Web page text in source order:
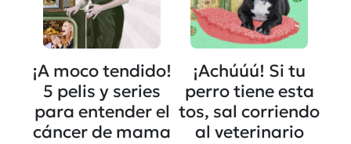
¡A moco tendido!
5 pelis y series
para entender el
cáncer de mama
¡Achúúú! Si tu
perro tiene esta
tos, sal corriendo
al veterinario